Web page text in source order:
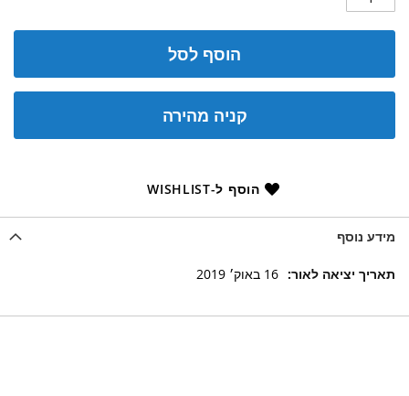
הוסף לסל
קניה מהירה
הוסף ל-WISHLIST
מידע נוסף
מידע
16 באוק׳ 2019